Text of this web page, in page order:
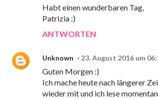
Habt einen wunderbaren Tag,
Patrizia :)
ANTWORTEN
Unknown 23. August 2016 um
Guten Morgen :)
Ich mache heute nach längerer
wieder mit und ich lese